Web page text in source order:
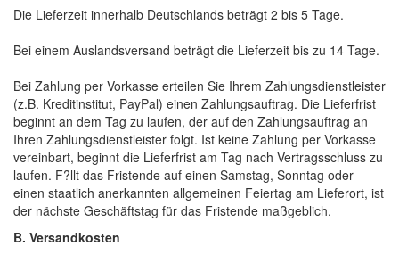
Die Lieferzeit innerhalb Deutschlands beträgt 2 bis 5 Tage.
Bei einem Auslandsversand beträgt die Lieferzeit bis zu 14 Tage.
Bei Zahlung per Vorkasse erteilen Sie Ihrem Zahlungsdienstleister
(z.B. Kreditinstitut, PayPal) einen Zahlungsauftrag. Die Lieferfrist
beginnt an dem Tag zu laufen, der auf den Zahlungsauftrag an
Ihren Zahlungsdienstleister folgt. Ist keine Zahlung per Vorkasse
vereinbart, beginnt die Lieferfrist am Tag nach Vertragsschluss zu
laufen. F?llt das Fristende auf einen Samstag, Sonntag oder
einen staatlich anerkannten allgemeinen Feiertag am Lieferort, ist
der nächste Geschäftstag für das Fristende maßgeblich.
B. Versandkosten